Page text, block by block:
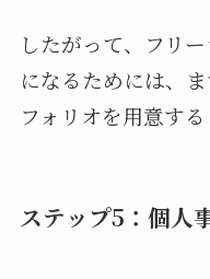
したがって、フリ
になるためには、
フォリオを用意す
ステップ5：個人